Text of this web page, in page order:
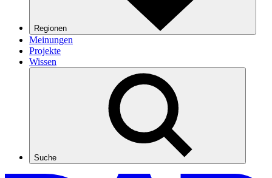
Regionen
Meinungen
Projekte
Wissen
Suche